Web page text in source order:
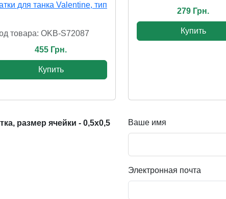
для танка Valentine, тип
товара: OKB-S72087
455 Грн.
Купить
279 Грн.
Купить
размер ячейки - 0,5х0,5
Ваше имя
Электронная почта